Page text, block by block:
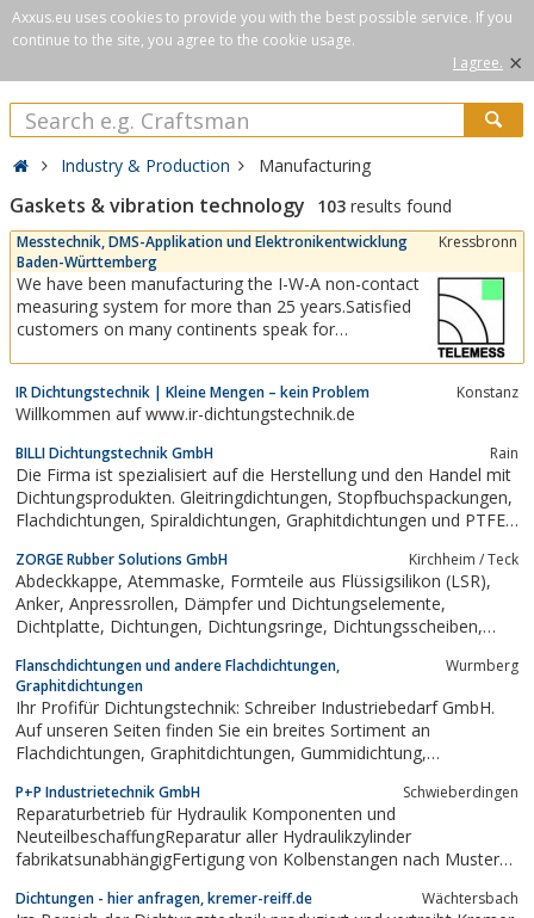
Axxus.eu uses cookies to provide you with the best possible service. If you
continue to the site, you agree to the cookie usage.
I agree. ×
Industry & Production Manufacturing
Gaskets & vibration technology 103 results found
Messtechnik, DMS-Applikation und Elektronikentwicklung
Baden-Württemberg
Kressbronn
We have been manufacturing the I-W-A non-contact
measuring system for more than 25 years.Satisfied
customers on many continents speak for
accuracy. The modern measuring technology from
TELEMESS GmbH offers you solutions for many
areas of...
IR Dichtungstechnik | Kleine Mengen – kein Problem Konstanz
Willkommen auf www.ir-dichtungstechnik.de
BILLI Dichtungstechnik GmbH Rain
Die Firma ist spezialisiert auf die Herstellung und den Handel mit
Dichtungsprodukten. Gleitringdichtungen, Stopfbuchspackungen,
Flachdichtungen, Spiraldichtungen, Graphitdichtungen und PTFE
ZORGE Rubber Solutions GmbH Kirchheim / Teck
Abdeckkappe, Atemmaske, Formteile aus Flüssigsilikon (LSR),
Anker, Anpressrollen, Dämpfer und Dichtungselemente,
Dichtplatte, Dichtungen, Dichtungsringe, Dichtungsscheiben,
Puffer, Gummi-Metall-Sauger, Gummirollen, Joystick, Katheter,
Kraftstoffschlauch,...
Flanschdichtungen und andere Flachdichtungen,
Graphitdichtungen
Wurmberg
Ihr Profifür Dichtungstechnik: Schreiber Industriebedarf GmbH.
Auf unseren Seiten finden Sie ein breites Sortiment an
Flachdichtungen, Graphitdichtungen, Gummidichtung,
P+P Industrietechnik GmbH Schwieberdingen
Reparaturbetrieb für Hydraulik Komponenten und
NeuteilbeschaffungReparatur aller Hydraulikzylinder
fabrikatsunabhängigFertigung von Kolbenstangen nach Muster
DichtsätzenReparatur von Servo und Prportionalventilen
Dichtungen - hier anfragen, kremer-reiff.de Wächtersbach